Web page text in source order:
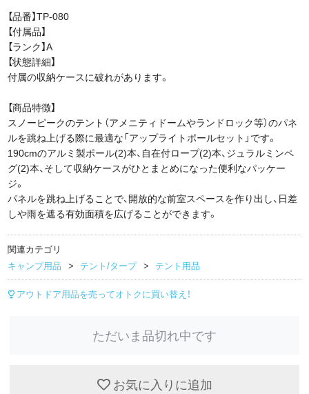
【品番】TP-080
【付属品】
【ランク】A
【状態詳細】
付属の収納ケースに破れがあります。
【商品特徴】
スノーピークのテント（アメニティドームやランドロック等）のパネ
ルを跳ね上げる際に最適な「アップライトポールセット」です。
190cmのアルミ製ポール(2)本、自在付ロープ(2)本、ジュラルミンペ
グ(2)本、そして収納ケースがひとまとめになった便利なパッケー
ジ。
パネルを跳ね上げることで、開放的な前室スペースを作り出し、日差
しや雨を遮る有効面積を広げることができます。
関連カテゴリ
キャンプ用品
テント/タープ テント用品
アウトドア用品を売ってオトクに買い替え！
ただいま品切れ中です
お気に入りに追加